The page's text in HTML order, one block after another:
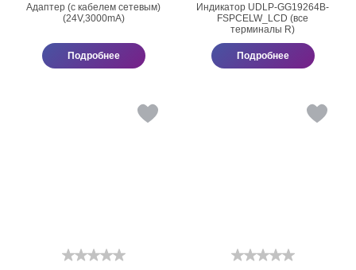
Адаптер (с кабелем сетевым)
(24V,3000mA)
Подробнее
Индикатор UDLP-GG19264B-
FSPCELW_LCD (все
терминалы R)
Подробнее